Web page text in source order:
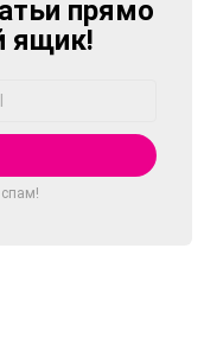
прямо
ящик!
спам!